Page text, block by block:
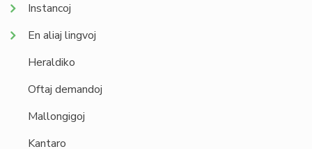
Instancoj
En aliaj lingvoj
Heraldiko
Oftaj demandoj
Mallongigoj
Kantaro